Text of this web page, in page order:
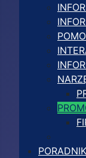
PORADNIK